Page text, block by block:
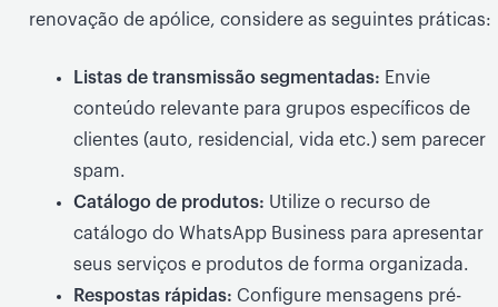
renovação de apólice, considere as seguintes práticas:
Listas de transmissão segmentadas: Envie
conteúdo relevante para grupos específicos de
clientes (auto, residencial, vida etc.) sem parecer
spam.
Catálogo de produtos: Utilize o recurso de
catálogo do WhatsApp Business para apresentar
seus serviços e produtos de forma organizada.
Respostas rápidas: Configure mensagens pré-